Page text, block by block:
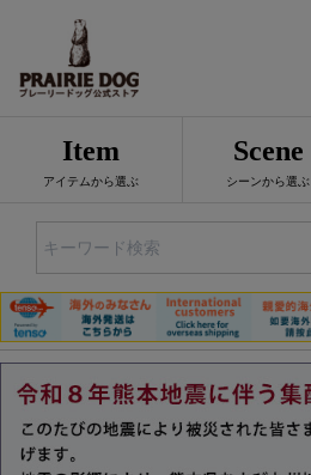
Item
アイテムから選ぶ
Scene
シーンから選ぶ